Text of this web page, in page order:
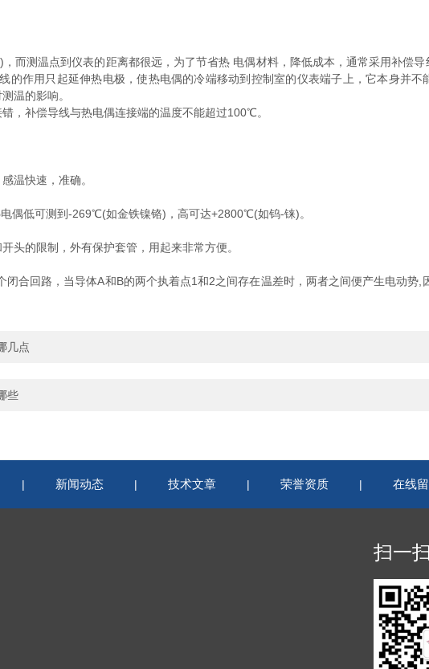
测温点到仪表的距离都很远，为了节省热 电偶材料，降低成本，通常采用补偿导
的作用只起延伸热电极，使热电偶的冷端移动到控制室的仪表端子上，它本身并不
温的影响。
补偿导线与热电偶连接端的温度不能超过100℃。
温快速，准确。
低可测到-269℃(如金铁镍铬)，高可达+2800℃(如钨-铼)。
的限制，外有保护套管，用起来非常方便。
回路，当导体A和B的两个执着点1和2之间存在温差时，两者之间便产生电动势,
几点
些
| 新闻动态 | 技术文章 | 荣誉资质 | 在线
扫一扫